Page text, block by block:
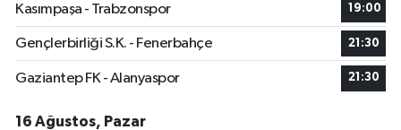
Kasımpaşa - Trabzonspor 19:00
Gençlerbirliği S.K. - Fenerbahçe 21:30
Gaziantep FK - Alanyaspor 21:30
16 Ağustos, Pazar